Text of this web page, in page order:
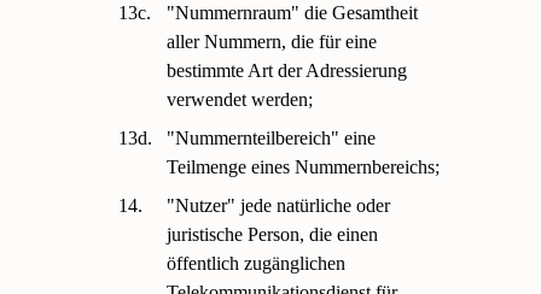
13c.
"Nummernraum" die Gesamtheit
aller Nummern, die für eine
bestimmte Art der Adressierung
verwendet werden;
13d.
"Nummernteilbereich" eine
Teilmenge eines Nummernbereichs;
14.
"Nutzer" jede natürliche oder
juristische Person, die einen
öffentlich zugänglichen